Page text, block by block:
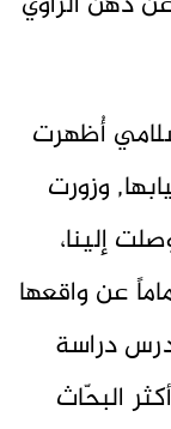
أُظهرت
وزورت
إلينا،
عن واقعها
دراسة
البحّاث